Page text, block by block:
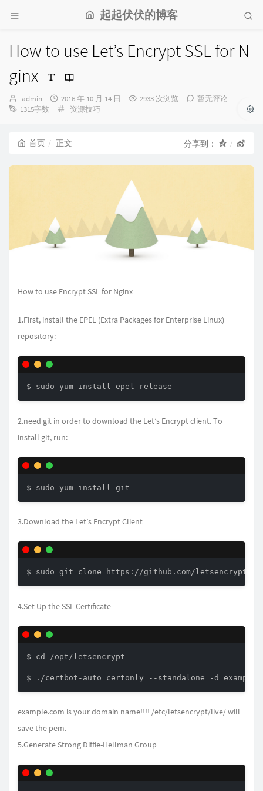
起起伏伏的博客
How to use Let’s Encrypt SSL for N
ginx
博
主：
admin
发
布
2016 年 10 月 14 日 2933 次浏览
暂无评论
1315字数
分
资源技巧
首页 正文 分享到：
How to use Encrypt SSL for Nginx
1.First, install the EPEL (Extra Packages for Enterprise Linux)
repository:
2.need git in order to download the Let’s Encrypt client. To
install git, run:
3.Download the Let’s Encrypt Client
4.Set Up the SSL Certificate
$ cd /opt/letsencrypt
example.com is your domain name!!!! /etc/letsencrypt/live/ will
save the pem.
5.Generate Strong Diffie-Hellman Group